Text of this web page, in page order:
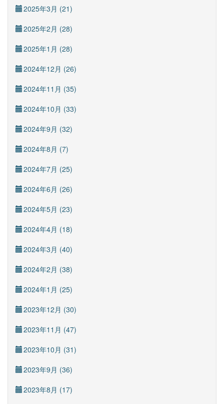
2025年3月 (21)
2025年2月 (28)
2025年1月 (28)
2024年12月 (26)
2024年11月 (35)
2024年10月 (33)
2024年9月 (32)
2024年8月 (7)
2024年7月 (25)
2024年6月 (26)
2024年5月 (23)
2024年4月 (18)
2024年3月 (40)
2024年2月 (38)
2024年1月 (25)
2023年12月 (30)
2023年11月 (47)
2023年10月 (31)
2023年9月 (36)
2023年8月 (17)